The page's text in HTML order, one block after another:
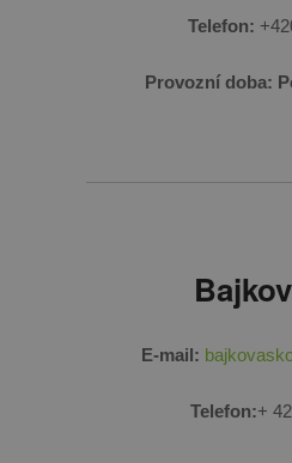
Telefon:
Provozní doba:
E-mail:
Telefon:+